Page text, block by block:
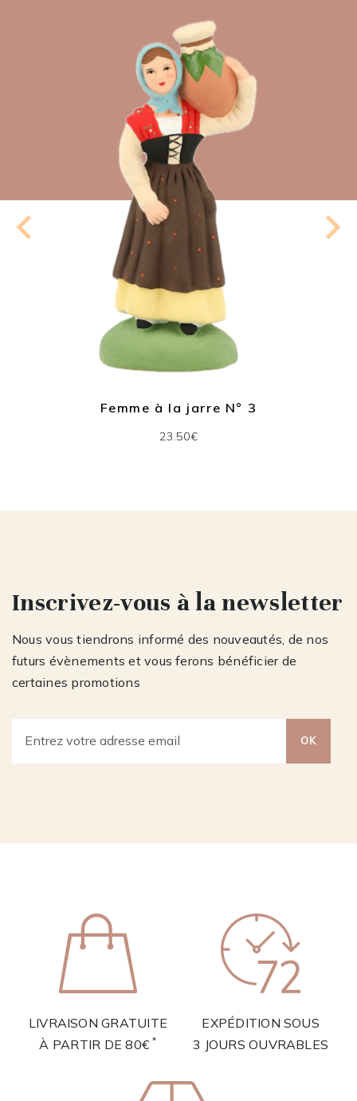
Femme à la jarre N° 3
23.50€
Inscrivez-vous à la newsletter
Nous vous tiendrons informé des nouveautés, de nos
futurs évènements et vous ferons bénéficier de
certaines promotions
OK
LIVRAISON GRATUITE
À PARTIR DE 80€*
EXPÉDITION SOUS
3 JOURS OUVRABLES